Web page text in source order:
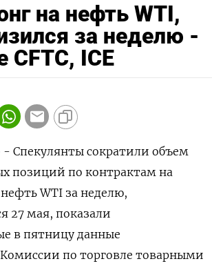
на нефть WTI,
за неделю -
ICE
Спекулянты сократили объем
позиций по контрактам на
WTI за неделю,
27 мая, показали
в пятницу данные
по торговле товарными